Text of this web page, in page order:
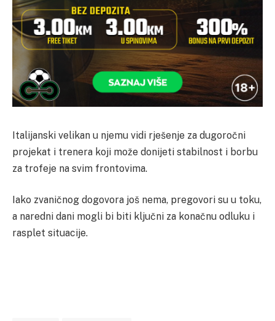
Italijanski velikan u njemu vidi rješenje za dugoročni
projekat i trenera koji može donijeti stabilnost i borbu
za trofeje na svim frontovima.
Iako zvaničnog dogovora još nema, pregovori su u toku,
a naredni dani mogli bi biti ključni za konačnu odluku i
rasplet situacije.